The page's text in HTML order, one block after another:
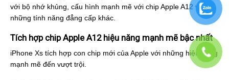
với bộ nhớ khủng, cấu hình mạnh mẽ với chip Apple A12 và
những tính năng đẳng cấp khác.
Tích hợp chip Apple A12 hiệu năng mạnh mẽ bậc nhất
iPhone Xs tích hợp con chip mới của Apple với những hiệu năng
mạnh mẽ đến vượt trội.